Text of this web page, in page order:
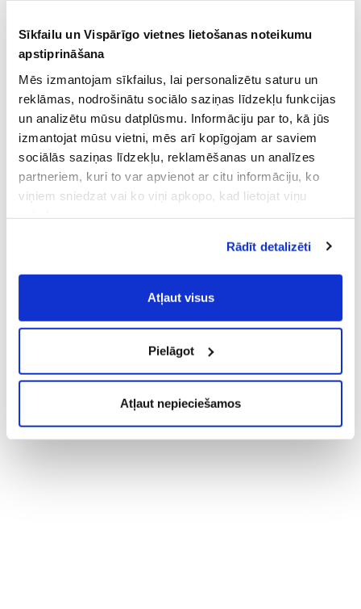
Sīkfailu un Vispārīgo vietnes lietošanas noteikumu
apstiprināšana
Mēs izmantojam sīkfailus, lai personalizētu saturu un
reklāmas, nodrošinātu sociālo saziņas līdzekļu funkcijas
un analizētu mūsu datplūsmu. Informāciju par to, kā jūs
izmantojat mūsu vietni, mēs arī kopīgojam ar saviem
sociālās saziņas līdzekļu, reklamēšanas un analīzes
partneriem, kuri to var apvienot ar citu informāciju, ko
viņiem sniedzat vai ko viņi apkopo, kad lietojat viņu
Vispārīgiem vietnes lietošanas
noteikumiem(saīsināti - VVLN).
Rādīt detalizēti
Atļaut visus
Pielāgot
Atļaut nepieciešamos